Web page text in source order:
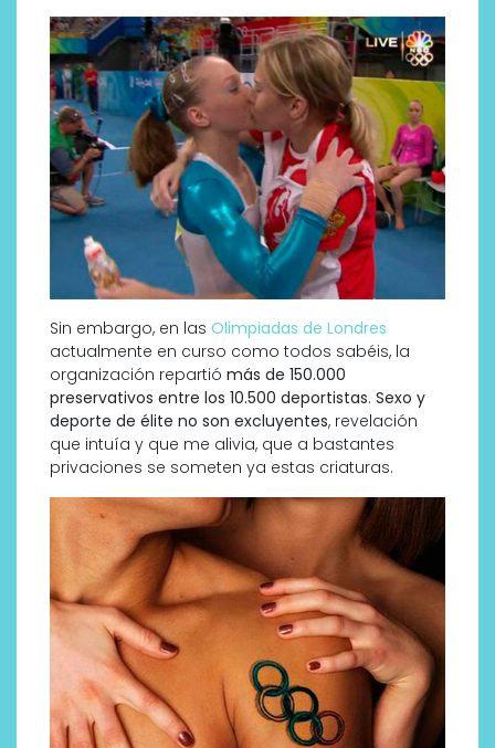
Sin embargo, en las Olimpiadas de Londres
actualmente en curso como todos sabéis, la
organización repartió más de 150.000
preservativos entre los 10.500 deportistas. Sexo y
deporte de élite no son excluyentes, revelación
que intuía y que me alivia, que a bastantes
privaciones se someten ya estas criaturas.